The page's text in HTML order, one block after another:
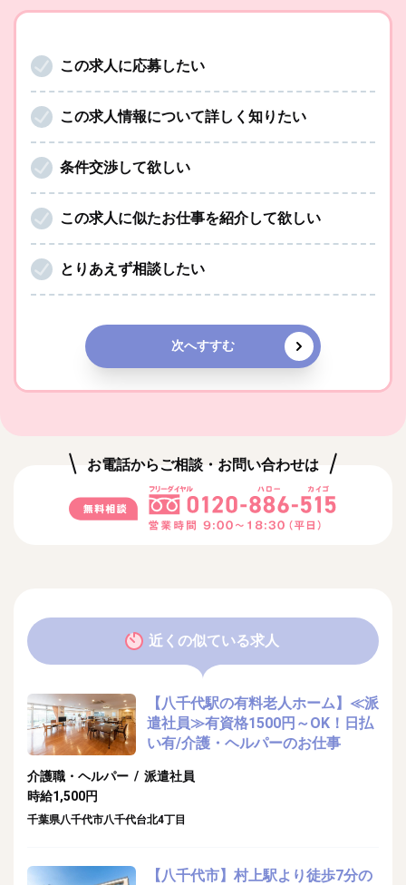
この求人に応募したい
この求人情報について詳しく知りたい
条件交渉して欲しい
この求人に似たお仕事を紹介して欲しい
とりあえず相談したい
次へすすむ
お電話からご相談・お問い合わせは
近くの似ている求人
【八千代駅の有料老人ホーム】≪派
遣社員≫有資格1500円～OK！日払
い有/介護・ヘルパーのお仕事
介護職・ヘルパー / 派遣社員
時給1,500円
千葉県八千代市八千代台北4丁目
【八千代市】村上駅より徒歩7分の